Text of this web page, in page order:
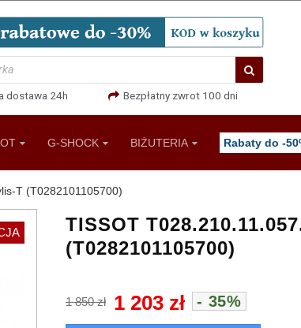
dostawa 24h Bezpłatny zwrot 100 dni
G-SHOCK BIŻUTERIA Rabaty do -
T (T0282101105700)
TISSOT
(T0282101105700)
1 203 zł - 35%
1 850 zł